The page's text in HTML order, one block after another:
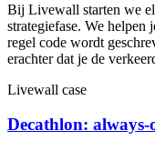
Bij Livewall starten we
strategiefase. We helpen
regel code wordt
erachter dat je de
Livewall case
Decathlon: